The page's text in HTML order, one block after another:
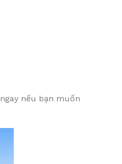
nếu bạn muốn